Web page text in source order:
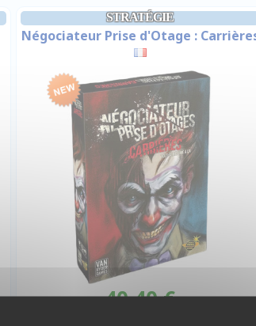
STRATÉGIE
Négociateur Prise d'Otage :
40,40 €